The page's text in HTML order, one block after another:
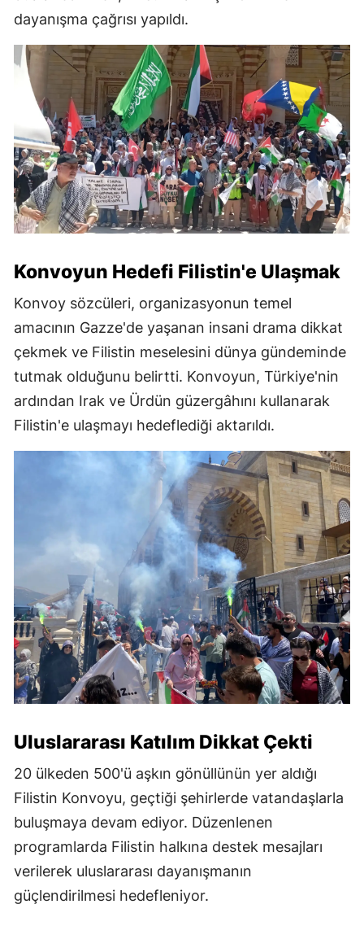
dayanışma çağrısı yapıldı.
Konvoyun Hedefi Filistin'e Ulaşmak
Konvoy sözcüleri, organizasyonun temel
amacının Gazze'de yaşanan insani drama dikkat
çekmek ve Filistin meselesini dünya gündeminde
tutmak olduğunu belirtti. Konvoyun, Türkiye'nin
ardından Irak ve Ürdün güzergâhını kullanarak
Filistin'e ulaşmayı hedeflediği aktarıldı.
Uluslararası Katılım Dikkat Çekti
20 ülkeden 500'ü aşkın gönüllünün yer aldığı
Filistin Konvoyu, geçtiği şehirlerde vatandaşlarla
buluşmaya devam ediyor. Düzenlenen
programlarda Filistin halkına destek mesajları
verilerek uluslararası dayanışmanın
güçlendirilmesi hedefleniyor.